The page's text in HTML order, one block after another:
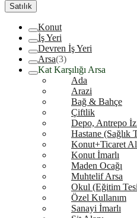
Satılık
Konut
İş Yeri
Devren İş Yeri
Arsa(3)
Kat Karşılığı Arsa
Ada
Arazi
Bağ & Bahçe
Çiftlik
Depo, Antrepo
Hastane (Sağlık
Konut+Ticaret
Konut İmarlı
Maden Ocağı
Muhtelif Arsa
Okul (Eğitim
Özel Kullanım
Sanayi İmarlı